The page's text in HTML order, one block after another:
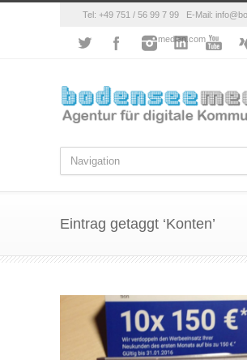
Tel: +49 751 / 56 99 7 99 E-Mail:
medien.com
Eintrag getaggt ‘Konten’